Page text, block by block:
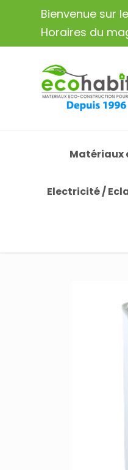
Bienvenue sur
Horaires du
Matériaux
Electricité /